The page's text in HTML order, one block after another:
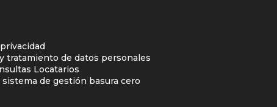
tratamiento de datos personales
Locatarios
de gestión basura cero